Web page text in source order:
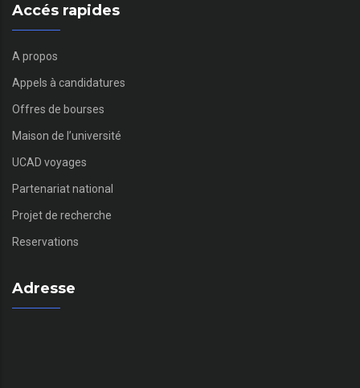
Accés rapides
A propos
Appels à candidatures
Offres de bourses
Maison de l’université
UCAD voyages
Partenariat national
Projet de recherche
Reservations
Adresse